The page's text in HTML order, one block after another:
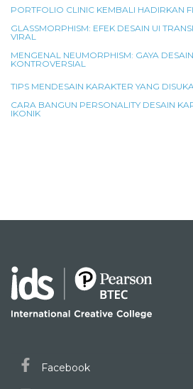
PORTFOLIO CLINIC KEMBALI HADIRKAN
GLASSMORPHISM: EFEK DESAIN UI
VIRAL
MENGENAL NEUMORPHISM: GAYA
KONTROVERSIAL
TIPS MENDESAIN KARAKTER YANG
CARA BANGUN PERSONALITY DESAIN
IKONIK
Facebook